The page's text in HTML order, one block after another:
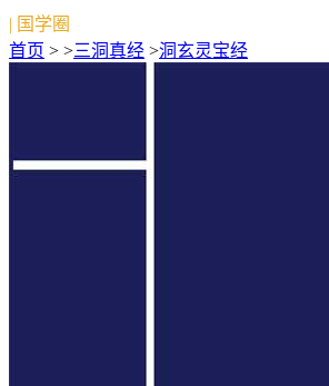
| 国学圈
首页 > >三洞真经 >洞玄灵宝经